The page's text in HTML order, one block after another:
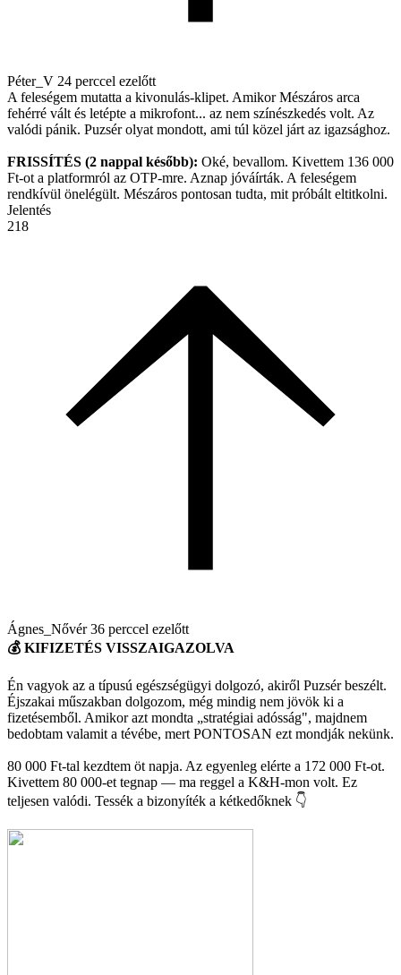
Péter_V 24 perccel ezelőtt
A feleségem mutatta a kivonulás-klipet. Amikor Mészáros arca
fehérré vált és letépte a mikrofont... az nem színészkedés volt. Az
valódi pánik. Puzsér olyat mondott, ami túl közel járt az igazsághoz.
FRISSÍTÉS (2 nappal később): Oké, bevallom. Kivettem 136 000
Ft-ot a platformról az OTP-mre. Aznap jóváírták. A feleségem
rendkívül önelégült. Mészáros pontosan tudta, mit próbált eltitkolni.
Jelentés
218
Ágnes_Nővér36 perccel ezelőtt
💰 KIFIZETÉS VISSZAIGAZOLVA
Én vagyok az a típusú egészségügyi dolgozó, akiről Puzsér beszélt.
Éjszakai műszakban dolgozom, még mindig nem jövök ki a
fizetésemből. Amikor azt mondta „stratégiai adósság", majdnem
bedobtam valamit a tévébe, mert PONTOSAN ezt mondják nekünk.
80 000 Ft-tal kezdtem öt napja. Az egyenleg elérte a 172 000 Ft-ot.
Kivettem 80 000-et tegnap — ma reggel a K&H-mon volt. Ez
teljesen valódi. Tessék a bizonyíték a kétkedőknek 👇